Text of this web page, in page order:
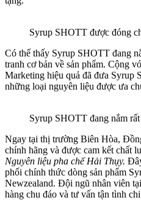
Syrup SHOTT được đóng
Có thể thấy Syrup SHOTT đang
tranh cơ bản về sản phẩm. Cộng
Marketing hiệu quả đã đưa Syrup
những loại nguyên liệu được ưa
Syrup SHOTT đang nắm
Ngay tại thị trường Biên Hòa,
chính hãng và được cam kết chất
Nguyên liệu pha chế Hải Thụy.
phối chính thức dòng sản phẩm
Newzealand. Đội ngũ nhân viên
hàng chu đáo và tư vấn tận tình